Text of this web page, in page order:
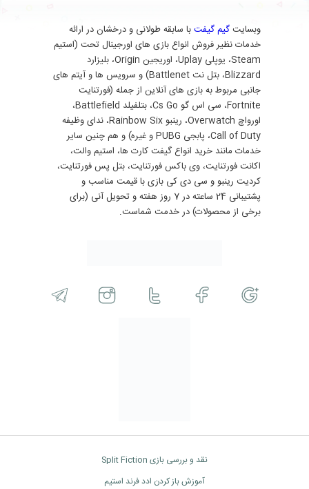
وبسایت گیم گیفتبا سابقه طولانی و درخشان در ارائه
خدمات نظیر فروش انواع بازی های اورجینال تحت (استیم
Steam، یوپلی Uplay، اوریجین Origin، بلیزارد
Blizzard، بتل نت Battlenet) و سرویس ها و آیتم های
جانبی مربوط به بازی های آنلاین از جمله (فورتنایت
Fortnite، سی اس گو Cs Go، بتلفیلد Battlefield،
اورواچ Overwatch، رینبو Rainbow Six، ندای وظیفه
Call of Duty، پابجی PUBG و غیره) و هم چنین سایر
خدمات مانند خرید انواع گیفت کارت ها، استیم والت،
اکانت فورتنایت، وی باکس فورتنایت، بتل پس فورتنایت،
کردیت رینبو و سی دی کی بازی با قیمت مناسب و
پشتیبانی 24 ساعته در 7 روز هفته و تحویل آنی (برای
برخی از محصولات) در خدمت شماست.
نقد و بررسی بازی Split Fiction
آموزش باز کردن ادد فرند استیم